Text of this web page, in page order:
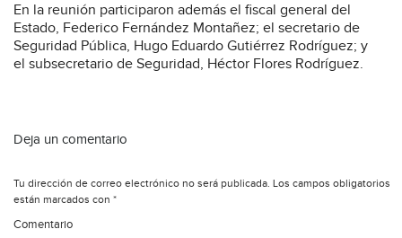
En la reunión participaron además el fiscal general del
Estado, Federico Fernández Montañez; el secretario de
Seguridad Pública, Hugo Eduardo Gutiérrez Rodríguez; y
el subsecretario de Seguridad, Héctor Flores Rodríguez.
Deja un comentario
Tu dirección de correo electrónico no será publicada. Los campos obligatorios
están marcados con *
Comentario